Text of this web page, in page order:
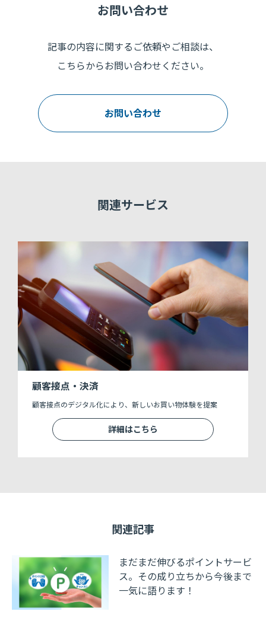
関連記事
まだまだ伸びるポイントサービ
ス。その成り立ちから今後まで
一気に語ります！
関連サービス
顧客接点・決済
顧客接点のデジタル化により、新しいお買い物体験を提案
詳細はこちら
お問い合わせ
記事の内容に関するご依頼やご相談は、
こちらからお問い合わせください。
お問い合わせ